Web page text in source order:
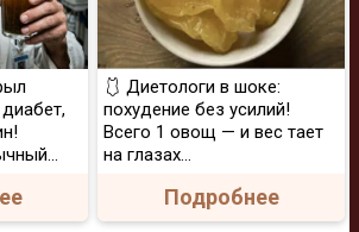
🩱 Диетологи в шоке:
похудение без усилий!
Всего 1 овощ — и вес тает
на глазах…
Подробнее